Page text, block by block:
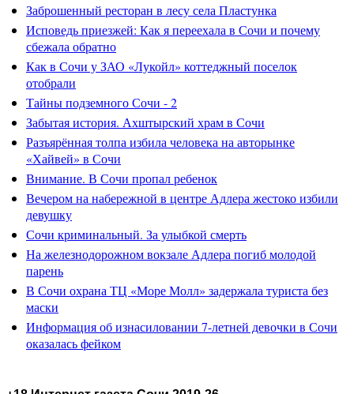
Заброшенный ресторан в лесу села Пластунка
Исповедь приезжей: Как я переехала в Сочи и почему
сбежала обратно
Как в Сочи у ЗАО «Лукойл» коттеджный поселок
отобрали
Тайны подземного Сочи - 2
Забытая история. Ахштырский храм в Сочи
Разъярённая толпа избила человека на авторынке
«Хайвей» в Сочи
Внимание. В Сочи пропал ребенок
Вечером на набережной в центре Адлера жестоко избили
девушку
Сочи криминальный. За улыбкой смерть
На железнодорожном вокзале Адлера погиб молодой
парень
В Сочи охрана ТЦ «Море Молл» задержала туриста без
маски
Информация об изнасиловании 7-летней девочки в Сочи
оказалась фейком